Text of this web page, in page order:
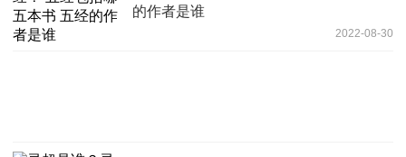
的作者是谁
2022-08-30